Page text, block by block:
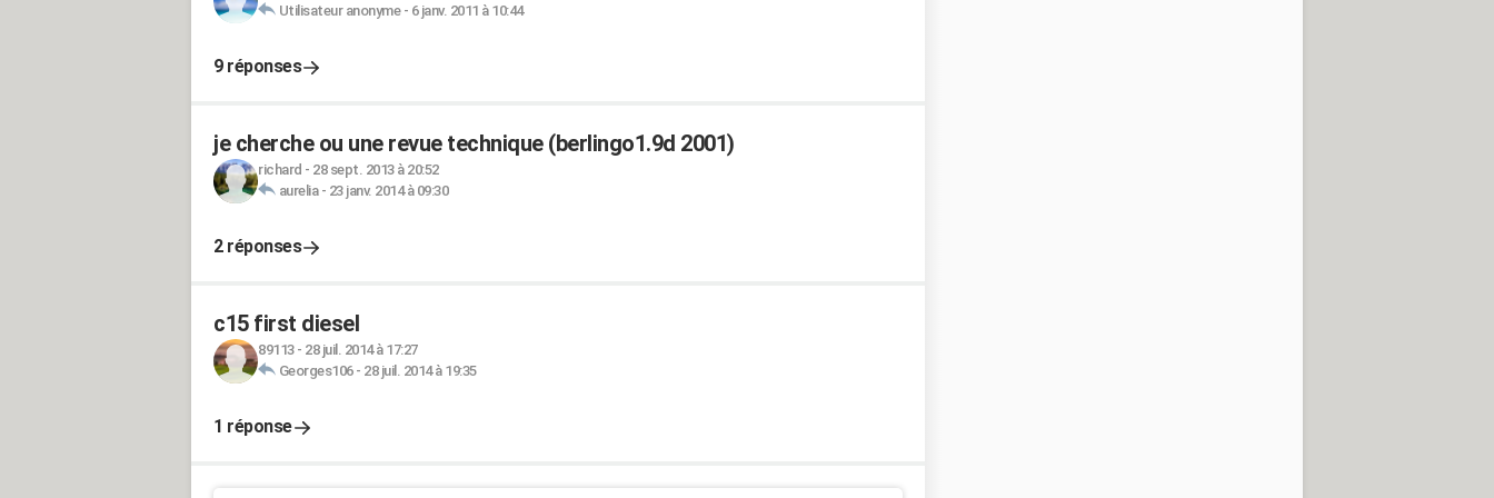
Utilisateur anonyme- 6 janv. 2011 à 10:44
9 réponses
je cherche ou une revue technique (berlingo1.9d 2001)
richard - 28 sept. 2013 à 20:52
aurelia- 23 janv. 2014 à 09:30
2 réponses
c15 first diesel
89113- 28 juil. 2014 à 17:27
Georges106- 28 juil. 2014 à 19:35
1 réponse